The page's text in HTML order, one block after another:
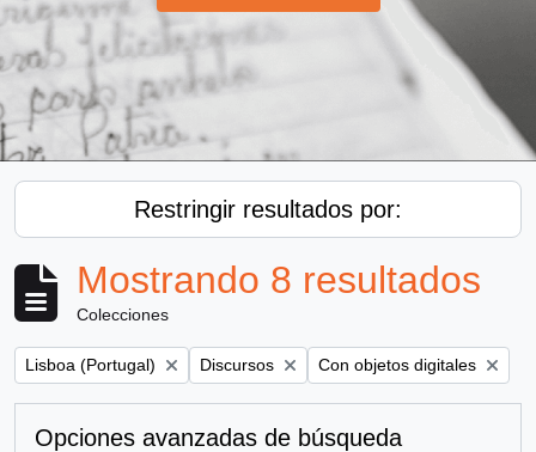
Restringir resultados por:
Mostrando 8 resultados
Colecciones
Remove filter:
Lisboa (Portugal) Remove filter:
Discursos Remove filter:
Con objetos digitales
Opciones avanzadas de búsqueda